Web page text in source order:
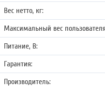
Вес нетто, кг:
Максимальный вес
Питание, В:
Гарантия:
Производитель: